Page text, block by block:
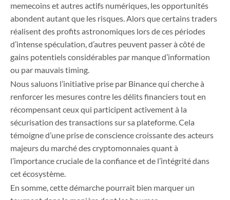
memecoins et autres actifs numériques, les opportunités
abondent autant que les risques. Alors que certains traders
réalisent des profits astronomiques lors de ces périodes
d’intense spéculation, d’autres peuvent passer à côté de
gains potentiels considérables par manque d’information
ou par mauvais timing.
Nous saluons l’initiative prise par Binance qui cherche à
renforcer les mesures contre les délits financiers tout en
récompensant ceux qui participent activement à la
sécurisation des transactions sur sa plateforme. Cela
témoigne d’une prise de conscience croissante des acteurs
majeurs du marché des cryptomonnaies quant à
l’importance cruciale de la confiance et de l’intégrité dans
cet écosystème.
En somme, cette démarche pourrait bien marquer un